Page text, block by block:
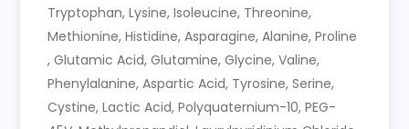
Tryptophan, Lysine, Isoleucine, Threonine,
Methionine, Histidine, Asparagine, Alanine, Proline
, Glutamic Acid, Glutamine, Glycine, Valine,
Phenylalanine, Aspartic Acid, Tyrosine, Serine,
Cystine, Lactic Acid, Polyquaternium-10, PEG-